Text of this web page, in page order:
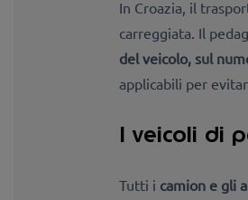
In Croazia, il
carreggiata. Il
del veicolo, sul
applicabili per
I veicoli di
Tutti i camion e gli